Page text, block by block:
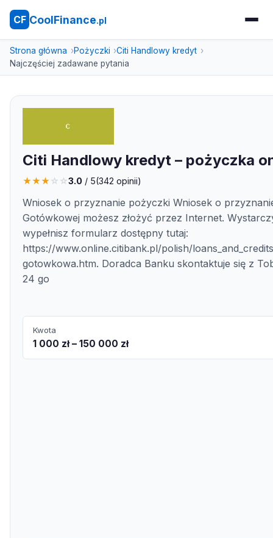
CF CoolFinance.pl
Strona główna Pożyczki
Citi Handlowy kredyt
Najczęściej zadawane pytania
Citi Handlowy kredyt – pożyczka
★★★☆ ☆3.0 / 5(342 opinii)
Wniosek o przyznanie pożyczki Wniosek o
Gotówkowej możesz złożyć przez Internet.
wypełnisz formularz dostępny tutaj:
https://www.online.citibank.pl/polish/
gotowkowa.htm. Doradca Banku skontaktuje się z
24 go
Kwota
1 000 zł – 150 000 zł